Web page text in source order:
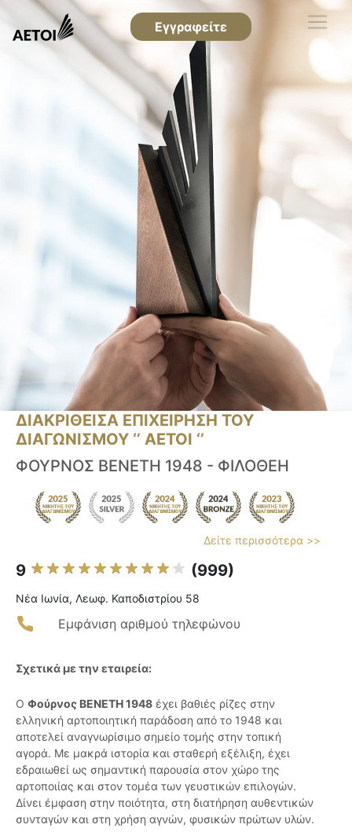
Εγγραφείτε
ΔΙΑΚΡΙΘΕΙΣΑ ΕΠΙΧΕΙΡΗΣΗ ΤΟΥ
ΔΙΑΓΩΝΙΣΜΟΥ ‘’ ΑΕΤΟΙ ‘’
ΦΟΥΡΝΟΣ ΒΕΝΕΤΗ 1948 - ΦΙΛΟΘΕΗ
Δείτε περισσότερα >>
9 (999)
Νέα Ιωνία, Λεωφ. Καποδιστρίου 58
Εμφάνιση αριθμού τηλεφώνου
Σχετικά με την εταιρεία:
Ο Φούρνος ΒΕΝΕΤΗ 1948 έχει βαθιές ρίζες στην
ελληνική αρτοποιητική παράδοση από το 1948 και
αποτελεί αναγνωρίσιμο σημείο τομής στην τοπική
αγορά. Με μακρά ιστορία και σταθερή εξέλιξη, έχει
εδραιωθεί ως σημαντική παρουσία στον χώρο της
αρτοποιίας και στον τομέα των γευστικών επιλογών.
Δίνει έμφαση στην ποιότητα, στη διατήρηση αυθεντικών
συνταγών και στη χρήση αγνών, φυσικών πρώτων υλών.